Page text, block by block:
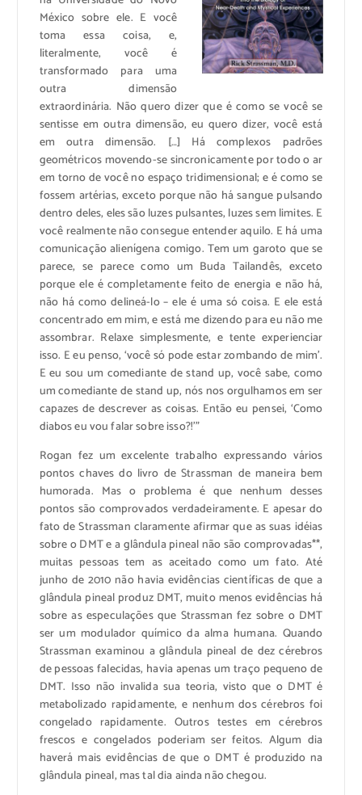
México sobre ele. E você
toma essa coisa, e,
literalmente, você é
transformado para uma
outra dimensão
extraordinária. Não quero dizer que é como se você se
sentisse em outra dimensão, eu quero dizer, você está
em outra dimensão. […] Há complexos padrões
geométricos movendo-se sincronicamente por todo o ar
em torno de você no espaço tridimensional; e é como se
fossem artérias, exceto porque não há sangue pulsando
dentro deles, eles são luzes pulsantes, luzes sem limites. E
você realmente não consegue entender aquilo. E há uma
comunicação alienígena comigo. Tem um garoto que se
parece, se parece como um Buda Tailandês, exceto
porque ele é completamente feito de energia e não há,
não há como delineá-lo – ele é uma só coisa. E ele está
concentrado em mim, e está me dizendo para eu não me
assombrar. Relaxe simplesmente, e tente experienciar
isso. E eu penso, ‘você só pode estar zombando de mim’.
E eu sou um comediante de stand up, você sabe, como
um comediante de stand up, nós nos orgulhamos em ser
capazes de descrever as coisas. Então eu pensei, ‘Como
diabos eu vou falar sobre isso?!'”
Rogan fez um excelente trabalho expressando vários
pontos chaves do livro de Strassman de maneira bem
humorada. Mas o problema é que nenhum desses
pontos são comprovados verdadeiramente. E apesar do
fato de Strassman claramente afirmar que as suas idéias
sobre o DMT e a glândula pineal não são comprovadas**,
muitas pessoas tem as aceitado como um fato. Até
junho de 2010 não havia evidências científicas de que a
glândula pineal produz DMT, muito menos evidências há
sobre as especulações que Strassman fez sobre o DMT
ser um modulador químico da alma humana. Quando
Strassman examinou a glândula pineal de dez cérebros
de pessoas falecidas, havia apenas um traço pequeno de
DMT. Isso não invalida sua teoria, visto que o DMT é
metabolizado rapidamente, e nenhum dos cérebros foi
congelado rapidamente. Outros testes em cérebros
frescos e congelados poderiam ser feitos. Algum dia
haverá mais evidências de que o DMT é produzido na
glândula pineal, mas tal dia ainda não chegou.